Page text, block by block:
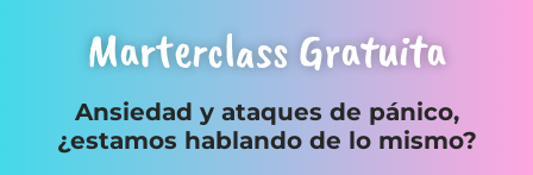
Marterclass Gratuita
Ansiedad y ataques de pánico,
¿estamos hablando de lo mismo?